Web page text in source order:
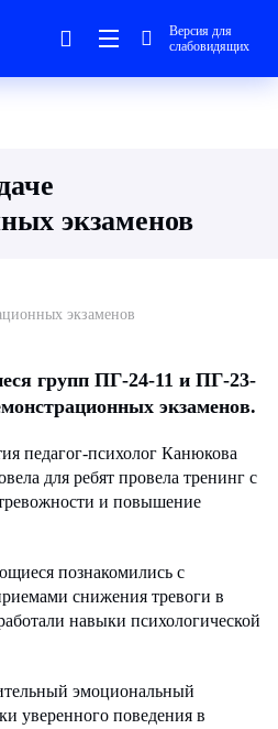
Версия для
слабовидящих
экзаменов
экзаменов
групп ПГ-24-11 и ПГ-23-
экзаменов.
педагог-психолог Канюкова
для ребят провела тренинг с
и повышение
познакомились с
снижения тревоги в
навыки психологической
эмоциональный
уверенного поведения в